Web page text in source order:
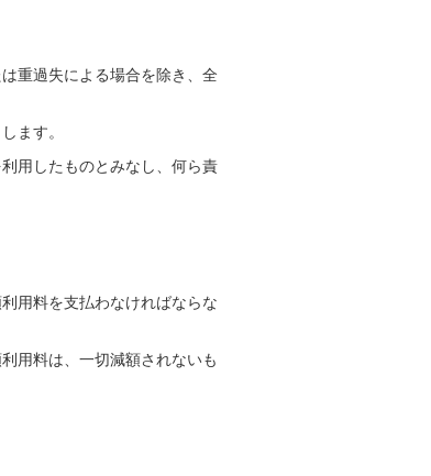
重過失による場合を除き、全
ます。
用したものとみなし、何ら責
用料を支払わなければならな
用料は、一切減額されないも